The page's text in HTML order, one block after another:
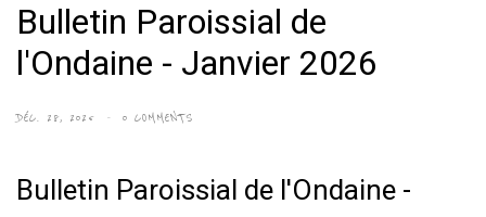
Bulletin Paroissial de
l'Ondaine - Janvier 2026
DÉC. 28, 2025 0 COMMENTS
Bulletin Paroissial de l'Ondaine -